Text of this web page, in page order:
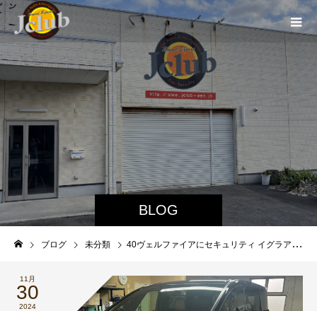
BLOG
ブログ 未分類 40ヴェルファイアにセキュリティ イグラアラーム
11月
30
2024